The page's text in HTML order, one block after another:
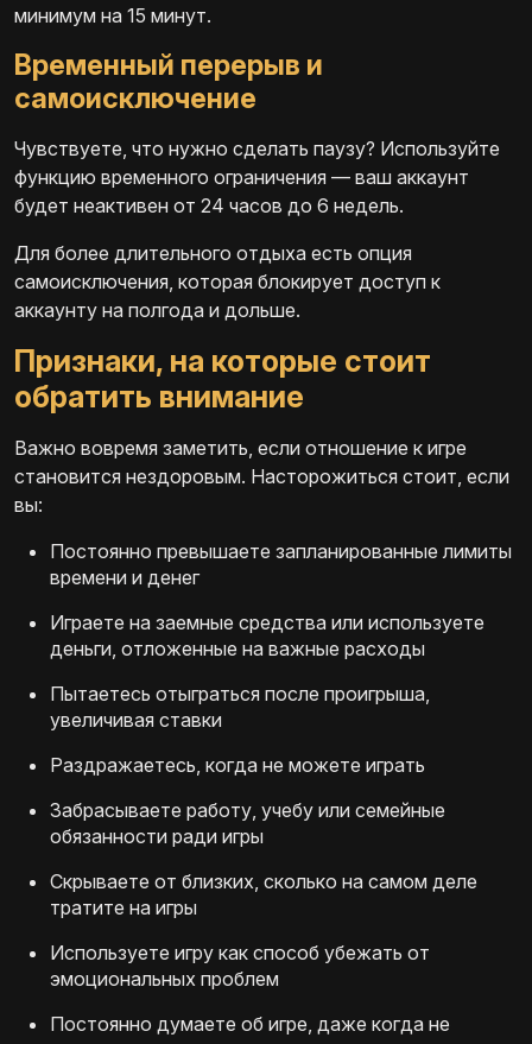
минимум на 15 минут.
Временный перерыв и
самоисключение
Чувствуете, что нужно сделать паузу? Используйте
функцию временного ограничения — ваш аккаунт
будет неактивен от 24 часов до 6 недель.
Для более длительного отдыха есть опция
самоисключения, которая блокирует доступ к
аккаунту на полгода и дольше.
Признаки, на которые стоит
обратить внимание
Важно вовремя заметить, если отношение к игре
становится нездоровым. Насторожиться стоит, если
вы:
Постоянно превышаете запланированные лимиты
времени и денег
Играете на заемные средства или используете
деньги, отложенные на важные расходы
Пытаетесь отыграться после проигрыша,
увеличивая ставки
Раздражаетесь, когда не можете играть
Забрасываете работу, учебу или семейные
обязанности ради игры
Скрываете от близких, сколько на самом деле
тратите на игры
Используете игру как способ убежать от
эмоциональных проблем
Постоянно думаете об игре, даже когда не